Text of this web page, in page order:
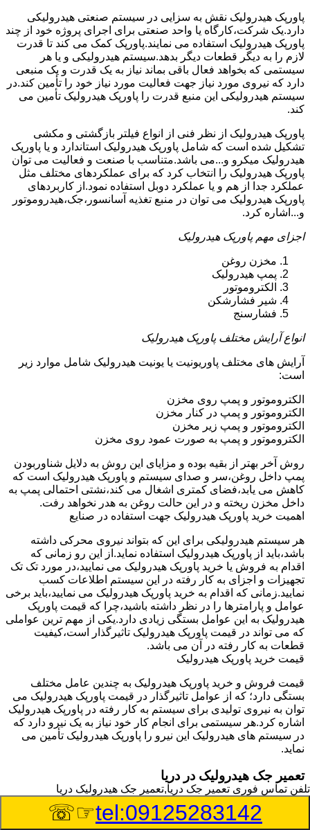
پاورپک هیدرولیک نقش به سزایی در سیستم صنعتی هیدرولیکی
دارد.یک شرکت،کارگاه یا واحد صنعتی برای اجرای پروژه خود از چند
پاورپک هیدرولیک استفاده می نمایند.پاورپک کمک می کند تا قدرت
لازم را به دیگر قطعات دیگر بدهد.سیستم هیدرولیکی و یا هر
سیستمی که بخواهد فعال باقی بماند نیاز به یک قدرت و یک منبعی
دارد که نیروی مورد نیاز جهت فعالیت مورد نیاز خود را تأمین کند.در
سیستم هیدرولیکی این منبع قدرت را پاورپک هیدرولیک تأمین می
کند.
پاورپک هیدرولیک از نظر فنی از انواع فیلتر بازگشتی و مکشی
تشکیل شده است که شامل پاورپک هیدرولیک استاندارد و یا پاورپک
هیدرولیک میکرو و...می باشد.متناسب با صنعت و فعالیت می توان
پاورپک هیدرولیک را انتخاب کرد که برای عملکردهای مختلف مثل
عملکرد جدا از هم و یا عملکرد دوبل استفاده نمود.از کاربردهای
پاورپک هیدرولیک می توان در منبع تغذیه آسانسور،جک،هیدروموتور
و...اشاره کرد.
اجزای مهم پاورپک هیدرولیک
مخزن روغن
پمپ هیدرولیک
الکتروموتور
شیر فشارشکن
فشارسنج
انواع آرایش مختلف پاورپک هیدرولیک
آرایش های مختلف پاوریونیت یا یونیت هیدرولیک شامل موارد زیر
است:
الکتروموتور و پمپ روی مخزن
الکتروموتور و پمپ در کنار مخزن
الکتروموتور و پمپ زیر مخزن
الکتروموتور و پمپ به صورت عمود روی مخزن
روش آخر بهتر از بقیه بوده و مزایای این روش به دلایل شناوربودن
پمپ داخل روغن،سر و صدای سیستم و پاورپک هیدرولیک است که
کاهش می یابد،فضای کمتری اشغال می کند،نشتی احتمالی پمپ به
داخل مخزن ریخته و در این حالت روغن به هدر نخواهد رفت.
اهمیت خرید پاورپک هیدرولیک جهت استفاده در صنایع
هر سیستم هیدرولیکی برای این که بتواند نیروی محرکی داشته
باشد،باید از پاورپک هیدرولیک استفاده نماید.از این رو زمانی که
اقدام به فروش یا خرید پاورپک هیدرولیک می نمایید،در مورد تک تک
تجهیزات و اجزای به کار رفته در این سیستم اطلاعات کسب
نمایید.زمانی که اقدام به خرید پاورپک هیدرولیک می نمایید،باید برخی
عوامل و پارامترها را در نظر داشته باشید،چرا که قیمت پاورپک
هیدرولیک به این عوامل بستگی زیادی دارد.یکی از مهم ترین عواملی
که می تواند در قیمت پاورپک هیدرولیک تاثیرگذار است،کیفیت
قطعات به کار رفته در آن می باشد.
قیمت خرید پاورپک هیدرولیک
قیمت فروش و خرید پاورپک هیدرولیک به چندین عامل مختلف
بستگی دارد؛ که از عوامل تاثیرگذار در قیمت پاورپک هیدرولیک می
توان به نیروی تولیدی برای سیستم به کار رفته در پاورپک هیدرولیک
اشاره کرد.هر سیستمی برای انجام کار خود نیاز به یک نیرو دارد که
در سیستم های هیدرولیک این نیرو را پاورپک هیدرولیک تأمین می
نماید.
تعمیر جک هیدرولیک در دریا
وسیله‎ای که با عملکرد خود موجب بلند شدن اهرم و یا وزن سنگین
در یک قسمت می گردد را جک هیدرولیک می نامند.جک هیدرولیک
تلفن تماس فوری تعمیر جک دریا,تعمیر جک هیدرولیک دریا
tel:09125283142
☞☏